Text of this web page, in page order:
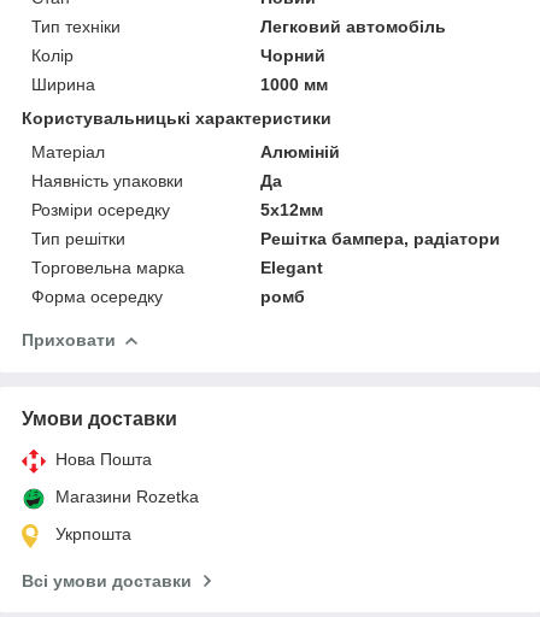
Тип техніки
Легковий автомобіль
Колір
Чорний
Ширина
1000 мм
Користувальницькі характеристики
Матеріал
Алюміній
Наявність упаковки
Да
Розміри осередку
5х12мм
Тип решітки
Решітка бампера, радіатори
Торговельна марка
Elegant
Форма осередку
ромб
Приховати
Умови доставки
Нова Пошта
Магазини Rozetka
Укрпошта
Всі умови доставки